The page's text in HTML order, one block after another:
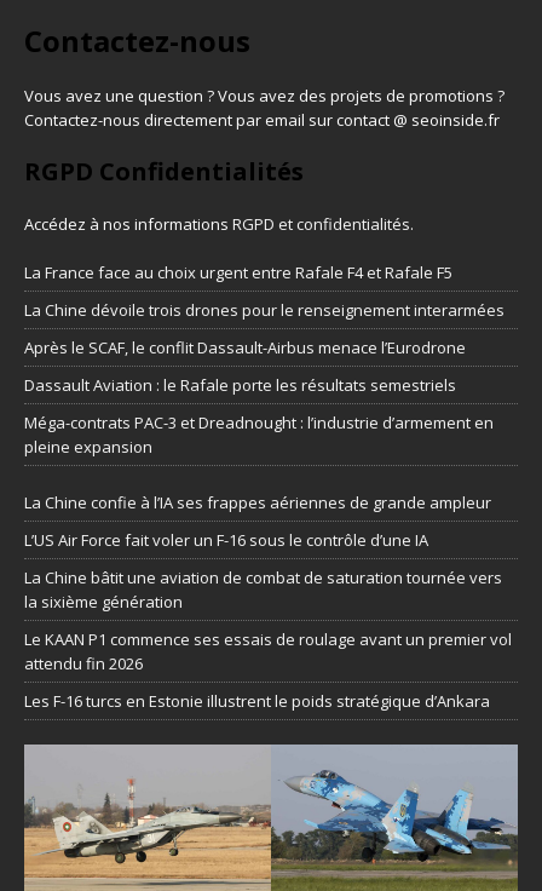
Contactez-nous
Vous avez une question ? Vous avez des projets de promotions ?
Contactez-nous directement par email sur contact @ seoinside.fr
RGPD Confidentialités
Accédez à nos informations RGPD et confidentialités.
La France face au choix urgent entre Rafale F4 et Rafale F5
La Chine dévoile trois drones pour le renseignement interarmées
Après le SCAF, le conflit Dassault-Airbus menace l’Eurodrone
Dassault Aviation : le Rafale porte les résultats semestriels
Méga-contrats PAC-3 et Dreadnought : l’industrie d’armement en
pleine expansion
La Chine confie à l’IA ses frappes aériennes de grande ampleur
L’US Air Force fait voler un F-16 sous le contrôle d’une IA
La Chine bâtit une aviation de combat de saturation tournée vers
la sixième génération
Le KAAN P1 commence ses essais de roulage avant un premier vol
attendu fin 2026
Les F-16 turcs en Estonie illustrent le poids stratégique d’Ankara